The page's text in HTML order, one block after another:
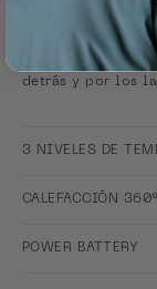
CLICK &
Battery-powered
Menos capas y
temperatura.
detrás y por los
3 NIVELES DE
CALEFACCIÓN 360º
POWER BATTERY